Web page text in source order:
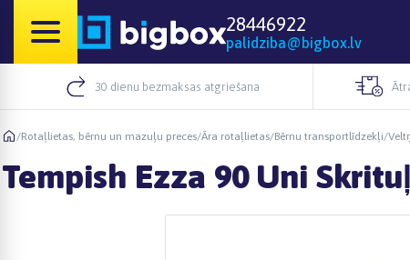
28446922
palidziba@bigbox.lv
30 dienu bezmaksas atgriešana
/Rotaļlietas, bērnu un mazuļu preces/Āra rotaļlietas/Bērnu transportlīdzekļi/
Tempish Ezza 90 Uni